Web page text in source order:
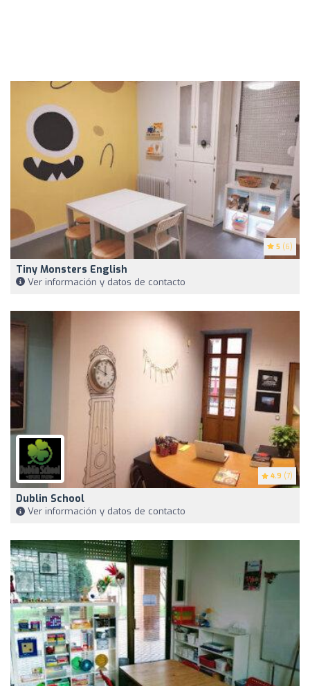
5 (6)
Tiny Monsters English
Ver información y datos de contacto
4.9 (7)
Dublin School
Ver información y datos de contacto